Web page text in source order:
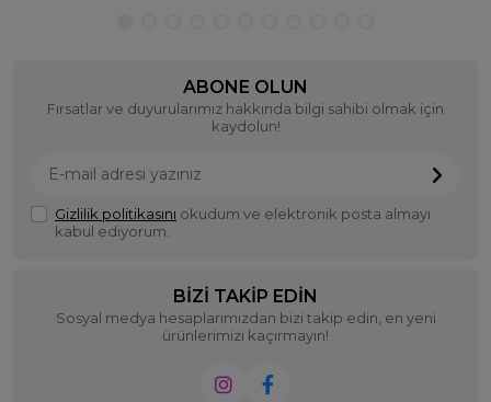
ABONE OLUN
Fırsatlar ve duyurularımız hakkında bilgi sahibi olmak için
kaydolun!
Gizlilik politikasını okudum ve elektronik posta almayı
kabul ediyorum.
BIZI TAKIP EDIN
Sosyal medya hesaplarımızdan bizi takip edin, en yeni
ürünlerimizi kaçırmayın!